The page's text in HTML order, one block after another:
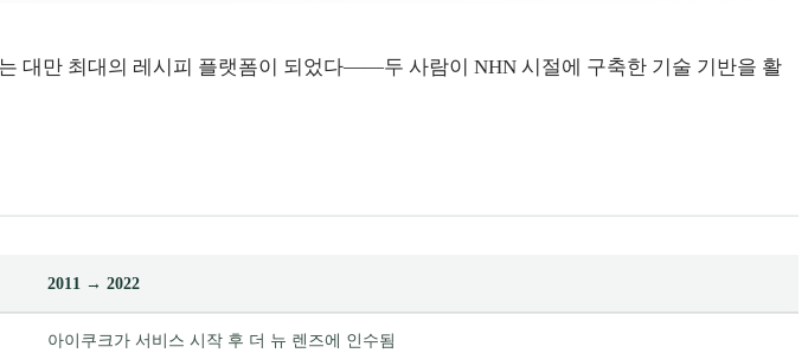
대만 최대의 레시피 플랫폼이 되었다——두 사람이 NHN 시절에 구축한 기술 기반을 활
2011 → 2022
아이쿠크가 서비스 시작 후 더 뉴 렌즈에 인수됨